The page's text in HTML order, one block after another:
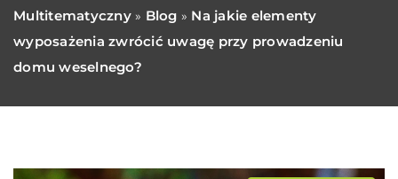
Multitematyczny» Blog » Na jakie elementy
wyposażenia zwrócić uwagę przy prowadzeniu
domu weselnego?